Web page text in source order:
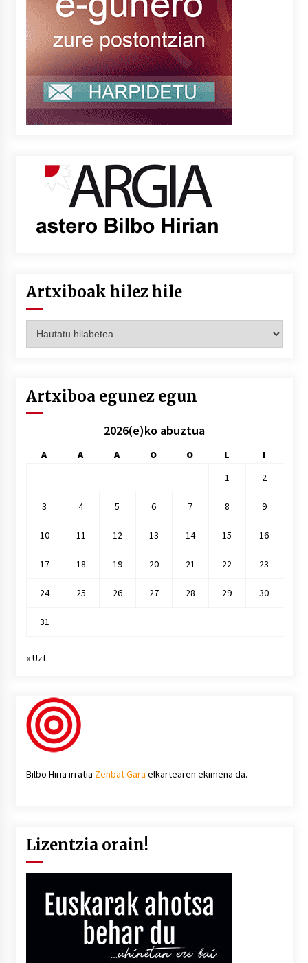
Artxiboak hilez hile
hilez
Artxiboa egunez egun
2026(e)ko abuztua
A A A O O L
I
1
2
3 4 5 6 7 8 9
10 11 12 13 14 15 16
17 18 19 20 21 22 23
24 25 26 27 28 29 30
31
« Uzt
Bilbo Hiria irratia Zenbat Gara elkartearen ekimena da.
Lizentzia orain!